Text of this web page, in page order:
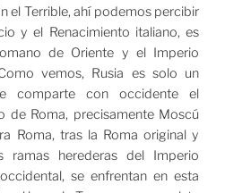
el Terrible, ahí podemos percibir
y el Renacimiento italiano, es
de Oriente y el Imperio
vemos, Rusia es solo un
comparte con occidente el
de Roma, precisamente Moscú
Roma, tras la Roma original y
ramas herederas del Imperio
se enfrentan en esta